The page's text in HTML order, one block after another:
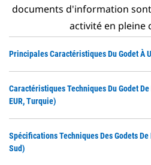
documents d'information
activité en pleine
Principales Caractéristiques Du Godet À
Caractéristiques Techniques Du Godet
EUR, Turquie)
Spécifications Techniques Des Godets
Sud)